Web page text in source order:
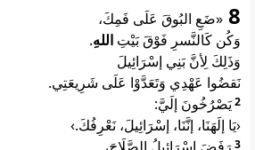
8 «ضَعِ البُوقَ عَلَى فَمِكَ،
وَكُن كَالنَّسرِ فَوْقَ بَيْتِ اللهِ.
وَذَلِكَ لِأنَّ بَنِي إسْرَائِيلَ
نَقضُوا عَهْدِي وَتَعَدَّوْا عَلَى شَرِيعَتِي.
2يَصْرُخُونَ إلَيَّ:
‹يَا إلَهَنَا، إنَّنَا، إسْرَائِيلَ، نَعْرِفُكَ.›
3